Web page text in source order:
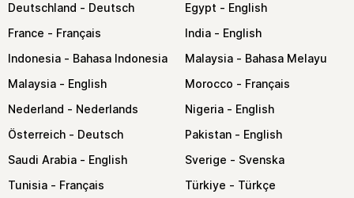
Deutschland
Egypt
France
India
Indonesia
Malaysia
Malaysia
Morocco
Nederland
Nigeria
Österreich
Pakistan
Saudi Arabia
Sverige
Tunisia
Türkiye